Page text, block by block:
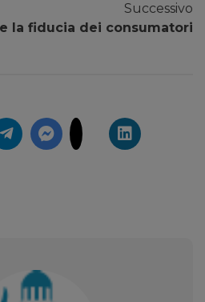
Successivo
la fiducia dei consumatori